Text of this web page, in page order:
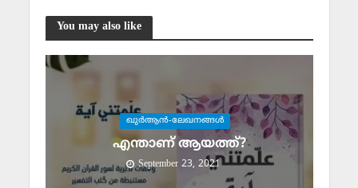
You may also like
ഖുര്‍ആന്‍-ലേഖനങ്ങള്‍
എന്താണ് ആയത്ത്?
September 23, 2021